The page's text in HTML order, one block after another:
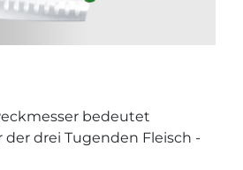
bedeutet
der drei Tugenden Fleisch -